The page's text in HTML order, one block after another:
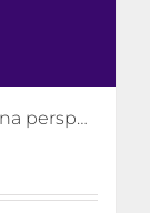
La práctica de entrevista clínica. Una perspectiva lacaniana